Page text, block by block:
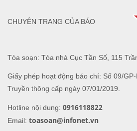
Tòa soạn: Tòa nhà Cục Tần Số, 115
Giấy phép hoạt động báo chí: Số 09/
Truyền thông cấp ngày 07/01/2019.
Hotline nội dung: 0916118822
Email: toasoan@infonet.vn
CHUYÊN TRANG CỦA BÁO